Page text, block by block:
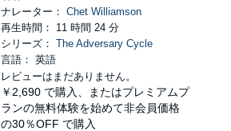
ナレーター： Chet Williamson
再生時間： 11 時間 24 分
シリーズ： The Adversary Cycle
言語： 英語
レビューはまだありません。
￥2,690 で購入、またはプレミアムプ
ランの無料体験を始めて非会員価格
の30％OFF で購入